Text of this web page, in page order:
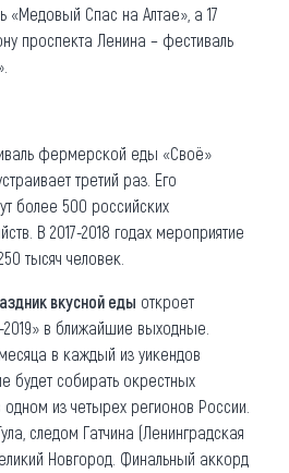
«Медовый Спас на Алтае», а 17
проспекта Ленина – фестиваль
фермерской еды «Своё»
третий раз. Его
более 500 российских
В 2017-2018 годах мероприятие
тысяч человек.
вкусной еды откроет
в ближайшие выходные.
в каждый из уикендов
будет собирать окрестных
из четырех регионов России.
следом Гатчина (Ленинградская
Новгород. Финальный аккорд